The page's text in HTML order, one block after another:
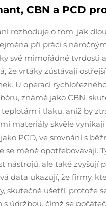
CBN a PCD
rozhoduje o tom, jak
při práci s
své mimořádné tvrdosti
že vrtáky zůstávají
U operací
známé jako CBN,
i tlaku, aniž by
materiály skvěle
PCD, ve srovnání s
se méně opotřebovávají.
nástrojů, ale také zvyšují
data ukazují, že firmy,
skutečně ušetří, protože
s údržbou, čímž se